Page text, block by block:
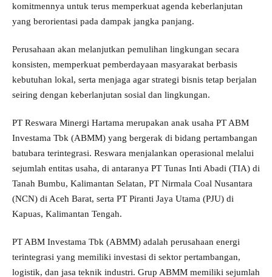
komitmennya untuk terus memperkuat agenda keberlanjutan
yang berorientasi pada dampak jangka panjang.
Perusahaan akan melanjutkan pemulihan lingkungan secara
konsisten, memperkuat pemberdayaan masyarakat berbasis
kebutuhan lokal, serta menjaga agar strategi bisnis tetap berjalan
seiring dengan keberlanjutan sosial dan lingkungan.
PT Reswara Minergi Hartama merupakan anak usaha PT ABM
Investama Tbk (ABMM) yang bergerak di bidang pertambangan
batubara terintegrasi. Reswara menjalankan operasional melalui
sejumlah entitas usaha, di antaranya PT Tunas Inti Abadi (TIA) di
Tanah Bumbu, Kalimantan Selatan, PT Nirmala Coal Nusantara
(NCN) di Aceh Barat, serta PT Piranti Jaya Utama (PJU) di
Kapuas, Kalimantan Tengah.
PT ABM Investama Tbk (ABMM) adalah perusahaan energi
terintegrasi yang memiliki investasi di sektor pertambangan,
logistik, dan jasa teknik industri. Grup ABMM memiliki sejumlah